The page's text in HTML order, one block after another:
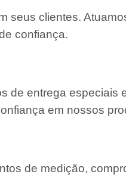
seus clientes.
confiança.
de entrega especiais
em nossos
de medição,